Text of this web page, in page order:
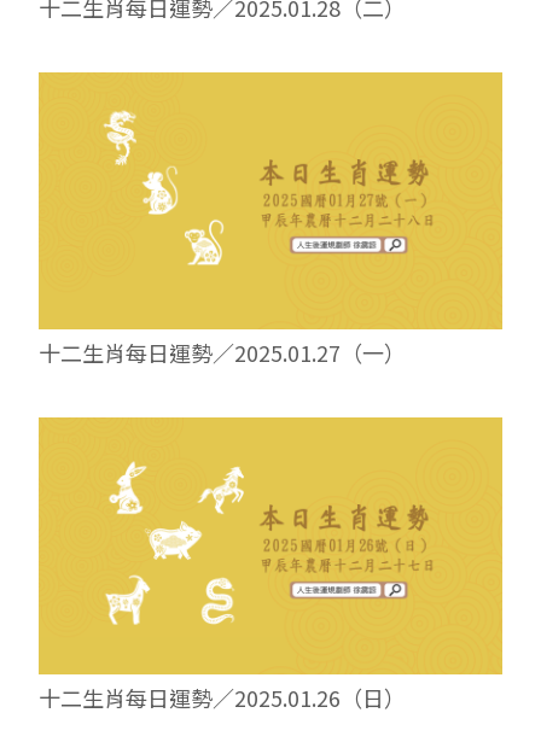
十二生肖每日運勢／2025.01.28（二）
十二生肖每日運勢／2025.01.27（一）
十二生肖每日運勢／2025.01.26（日）